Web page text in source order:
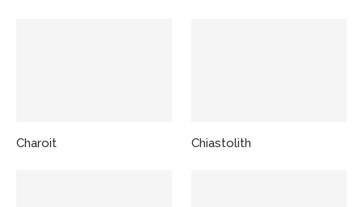
Charoit Chiastolith